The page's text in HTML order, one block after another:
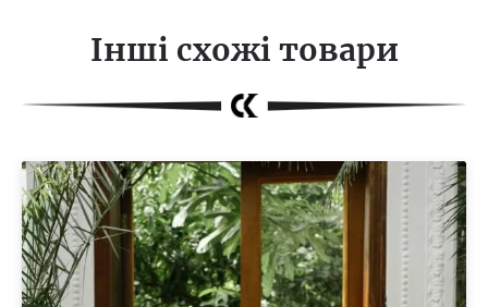
Інші схожі товари